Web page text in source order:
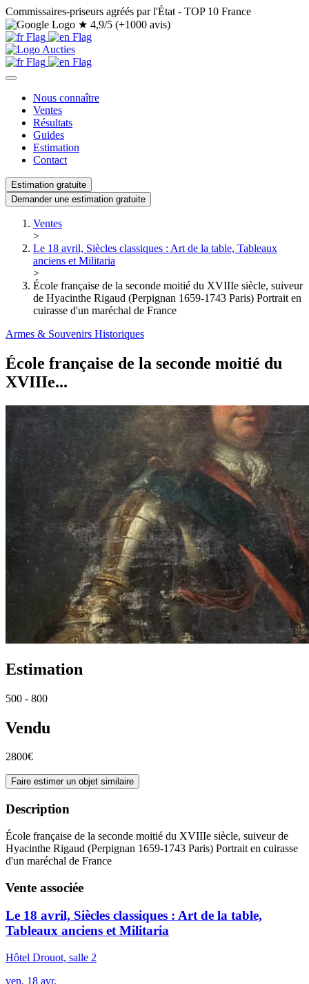
Commissaires-priseurs agréés par l'État - TOP 10 France
★ 4,9/5 (+1000 avis)
Nous connaître
Ventes
Résultats
Guides
Estimation
Contact
Estimation gratuite
Demander une estimation gratuite
Ventes
>
Le 18 avril, Siècles classiques : Art de la table, Tableaux
anciens et Militaria
>
École française de la seconde moitié du XVIIIe siècle, suiveur
de Hyacinthe Rigaud (Perpignan 1659-1743 Paris) Portrait en
cuirasse d'un maréchal de France
Armes & Souvenirs Historiques
École française de la seconde moitié du
XVIIIe...
Estimation
500 - 800
Vendu
2800€
Faire estimer un objet similaire
Description
École française de la seconde moitié du XVIIIe siècle, suiveur de
Hyacinthe Rigaud (Perpignan 1659-1743 Paris) Portrait en cuirasse
d'un maréchal de France
Vente associée
Le 18 avril, Siècles classiques : Art de la table,
Tableaux anciens et Militaria
Hôtel Drouot, salle 2
ven. 18 avr.